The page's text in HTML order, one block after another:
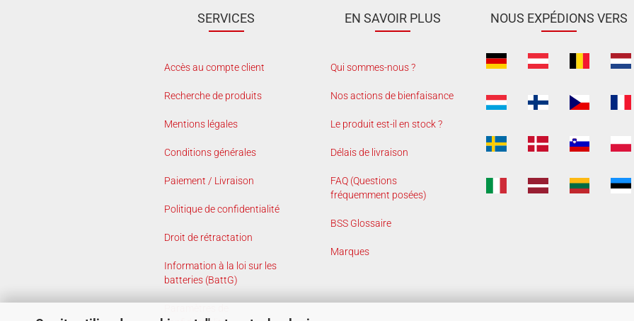
SERVICES
Accès au compte client
Recherche de produits
Mentions légales
Conditions générales
Paiement / Livraison
Politique de confidentialité
Droit de rétractation
Information à la loi sur les
batteries (BattG)
EN SAVOIR PLUS
Qui sommes-nous ?
Nos actions de bienfaisance
Le produit est-il en stock ?
Délais de livraison
FAQ (Questions
fréquemment posées)
BSS Glossaire
Marques
NOUS EXPÉDIONS VERS